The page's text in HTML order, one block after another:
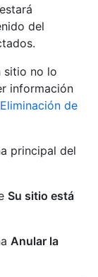
del
sitio no lo
información
Eliminación de
principal del
Su sitio está
Anular la